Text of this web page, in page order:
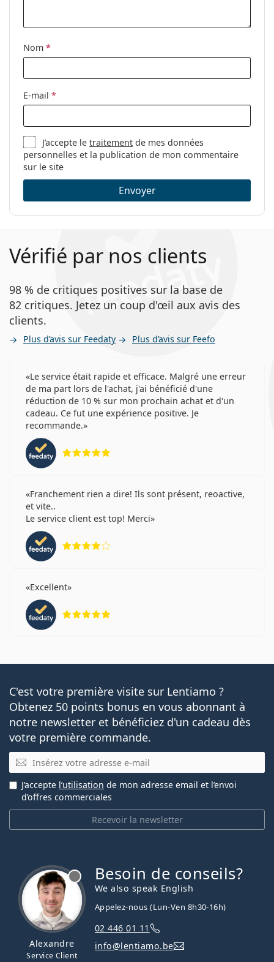
nettoyage:
Oui
Catégorie:
Lunettes de vue
Marque:
Victoria Beckham
Code:
VB2610 001 14 54
Nom *
E-mail *
J’accepte letraitement de mes données
personnelles et la publication de mon commentaire
sur le site
Envoyer
Vérifié par nos clients
98 % de critiques positives sur la base de
82 critiques. Jetez un coup d'œil aux avis des
clients.
Plus d’avis sur Feedaty Plus d’avis sur Feefo
Le service était rapide et efficace. Malgré une erreur
de ma part lors de l'achat, j'ai bénéficié d'une
réduction de 10 % sur mon prochain achat et d'un
cadeau. Ce fut une expérience positive. Je
recommande.
Franchement rien a dire! Ils sont présent, reoactive,
et vite..
Le service client est top! Merci
Excellent
C'est votre première visite sur Lentiamo ?
Obtenez 50 points bonus en vous abonnant à
notre newsletter et bénéficiez d'un cadeau dès
votre première commande.
E-mail
Recevoir la newsletter
J’accepte l’utilisation de mon adresse email et l’envoi
d’offres commerciales
Alexandre
Service Client
Besoin de conseils?
We also speak English
Appelez-nous (Lun-Ven 8h30-16h)
02 446 01 11
info@lentiamo.be